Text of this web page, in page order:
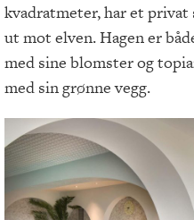
kvadratmeter, har et privat
ut mot elven. Hagen er
med sine blomster og
med sin grønne vegg.